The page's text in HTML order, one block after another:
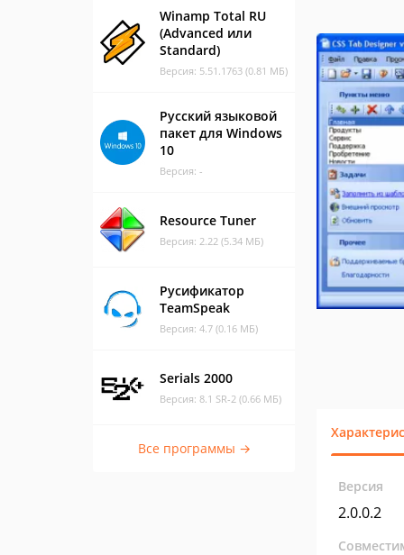
Winamp Total RU
(Advanced или
Standard)
Версия: 5.51.1763 (0.81 МБ)
Русский языковой
пакет для Windows
10
Версия: -
Resource Tuner
Версия: 2.22 (5.34 МБ)
Русификатор
TeamSpeak
Версия: 4.7 (0.16 МБ)
Serials 2000
Версия: 8.1 SR-2 (0.66 МБ)
Все программы →
Версия
2.0.0.2